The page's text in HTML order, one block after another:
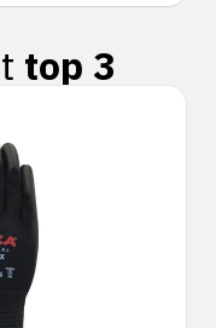
top 3